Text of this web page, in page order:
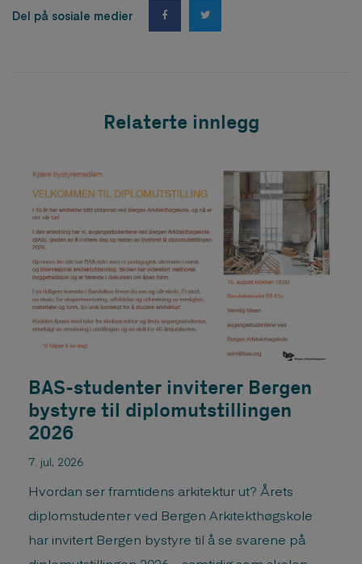
Del på sosiale medier
Relaterte innlegg
BAS-studenter inviterer Bergen
bystyre til diplomutstillingen
2026
7. jul, 2026
Hvordan ser framtidens arkitektur ut? Årets
diplomstudenter ved Bergen Arkitekthøgskole
har invitert Bergen bystyre til å se svarene på